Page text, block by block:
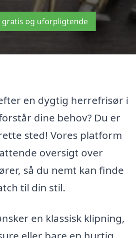
gratis og uforpligtende
en dygtig herrefrisør i
dine behov? Du er
sted! Vores platform
oversigt over
så du nemt kan finde
til din stil.
en klassisk klipning,